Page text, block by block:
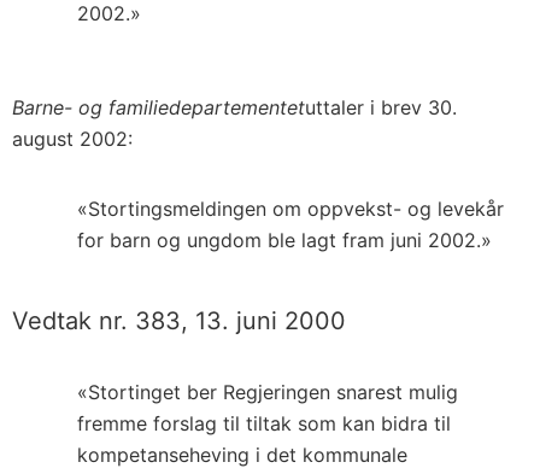
2002.»
Barne- og familiedepartementetuttaler i brev 30.
august 2002:
«Stortingsmeldingen om oppvekst- og levekår
for barn og ungdom ble lagt fram juni 2002.»
Vedtak nr. 383, 13. juni 2000
«Stortinget ber Regjeringen snarest mulig
fremme forslag til tiltak som kan bidra til
kompetanseheving i det kommunale